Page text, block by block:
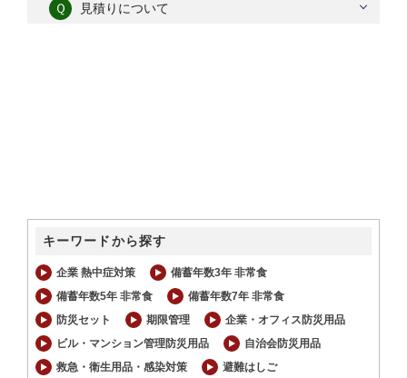
Ｑ 見積りについて
キーワードから探す
企業 熱中症対策
備蓄年数3年 非常食
備蓄年数5年 非常食
備蓄年数7年 非常食
防災セット
期限管理
企業・オフィス防災用品
ビル・マンション管理防災用品
自治会防災用品
救急・衛生用品・感染対策
避難はしご